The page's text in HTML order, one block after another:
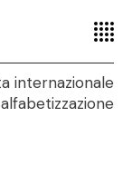
internazionale